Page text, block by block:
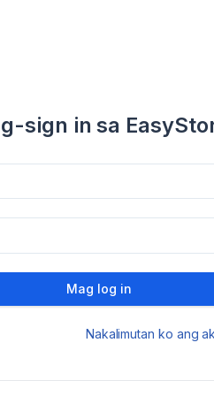
sign in sa
Mag log in
Nakalimutan ko ang